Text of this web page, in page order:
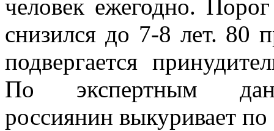
человек ежегодно.
снизился до 7-8 лет. 80
подвергается
По экспертным
россиянин выкуривает по